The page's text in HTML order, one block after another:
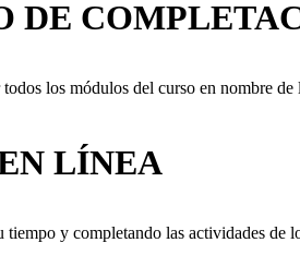
DE
los módulos del curso en nombre
LÍNEA
y completando las actividades